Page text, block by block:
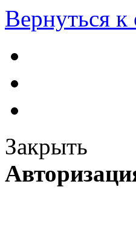
Вернуться
Закрыть